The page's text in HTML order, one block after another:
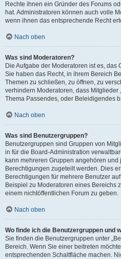
Rechte ihnen ein Gründer des Forums
hat. Administratoren können auch volle
wenn ihnen das entsprechende Recht
Nach oben
Was sind Moderatoren?
Die Aufgabe der Moderatoren ist es,
Sie haben das Recht, in ihrem Bereich
Themen zu schließen, zu öffnen, zu
verhindern Moderatoren, dass Mitglieder
Thema Passendes, oder Beleidigendes
Nach oben
Was sind Benutzergruppen?
Benutzergruppen sind Gruppen von
in für die Board-Administration
kann mehreren Gruppen angehören und
Berechtigungen zugeteilt werden. Dies
Berechtigungen für mehrere Benutzer
Beispiel zu Moderatoren eines Bereichs
einem nichtöffentlichen Forum zu geben.
Nach oben
Wo finde ich die Benutzergruppen und
Sie finden die Benutzergruppen unter
Bereich. Wenn Sie einer beitreten
entsprechenden Schaltfläche machen.